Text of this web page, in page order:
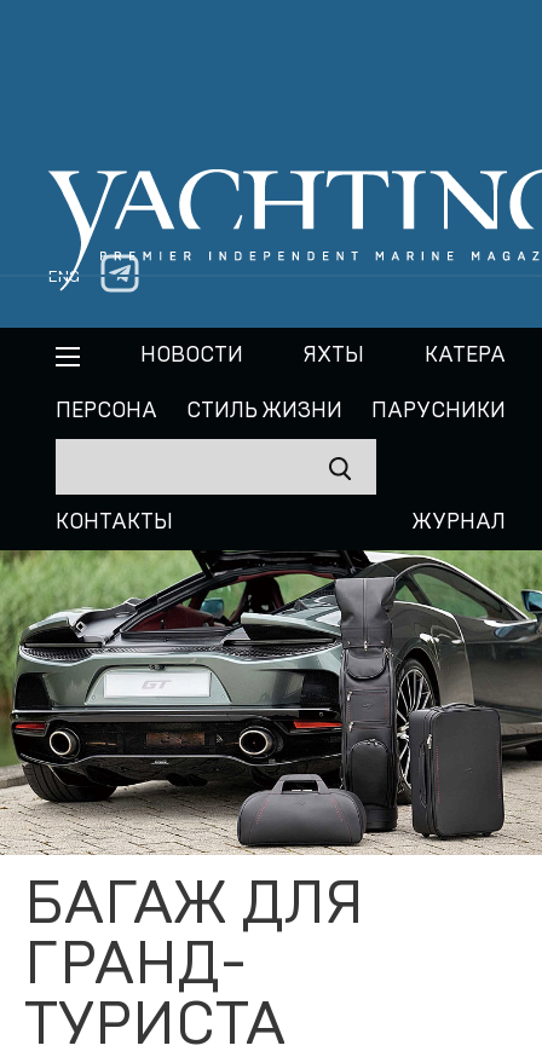
ENG
НОВОСТИ ЯХТЫ КАТЕРА
ПЕРСОНА СТИЛЬ ЖИЗНИ ПАРУСНИКИ
КОНТАКТЫ ЖУРНАЛ
БАГАЖ ДЛЯ
ГРАНД-
ТУРИСТА